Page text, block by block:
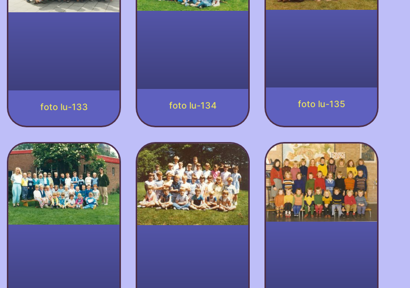
foto lu-133 foto lu-134 foto lu-135